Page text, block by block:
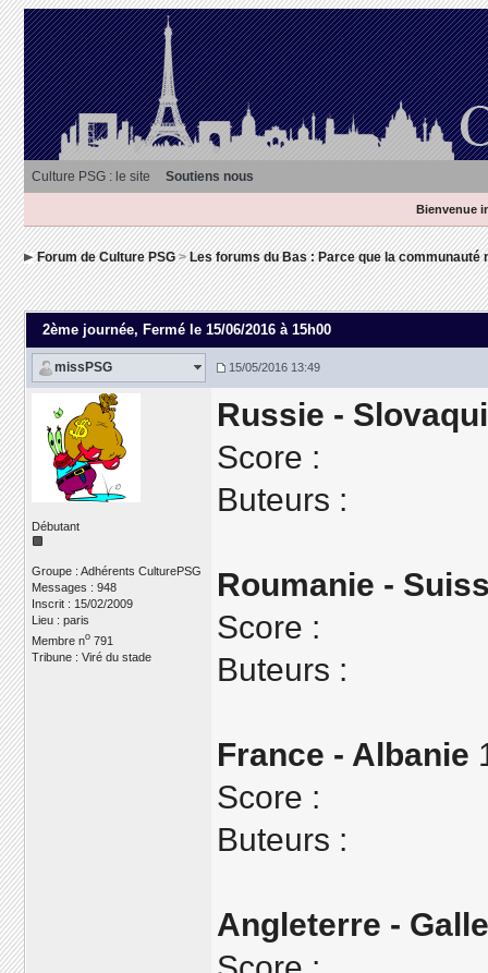
Culture PSG : le site Soutiens nous
Bienvenue
Forum de Culture PSG>Les forums du Bas : Parce que la communauté
2ème journée, Fermé le 15/06/2016 à 15h00
missPSG 15/05/2016 13:49
Débutant
Groupe : Adhérents CulturePSG
Messages : 948
Inscrit : 15/02/2009
Lieu : paris
Membre no791
Tribune : Viré du stade
Russie -
Score :
Buteurs :
Roumanie -
Score :
Buteurs :
France - Albanie
Score :
Buteurs :
Angleterre -